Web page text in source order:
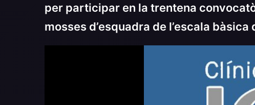
per participar en la trentena
mosses d’esquadra de l’escala bàsica